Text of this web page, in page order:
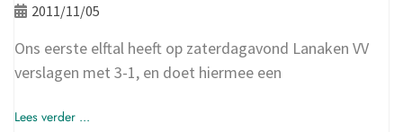
2011/11/05
Ons eerste elftal heeft op zaterdagavond Lanaken VV
verslagen met 3-1, en doet hiermee een
Lees verder ...